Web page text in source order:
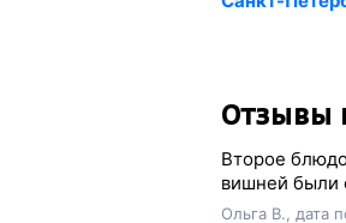
Отзывы
Второе
вишней были
Ольга В., дата